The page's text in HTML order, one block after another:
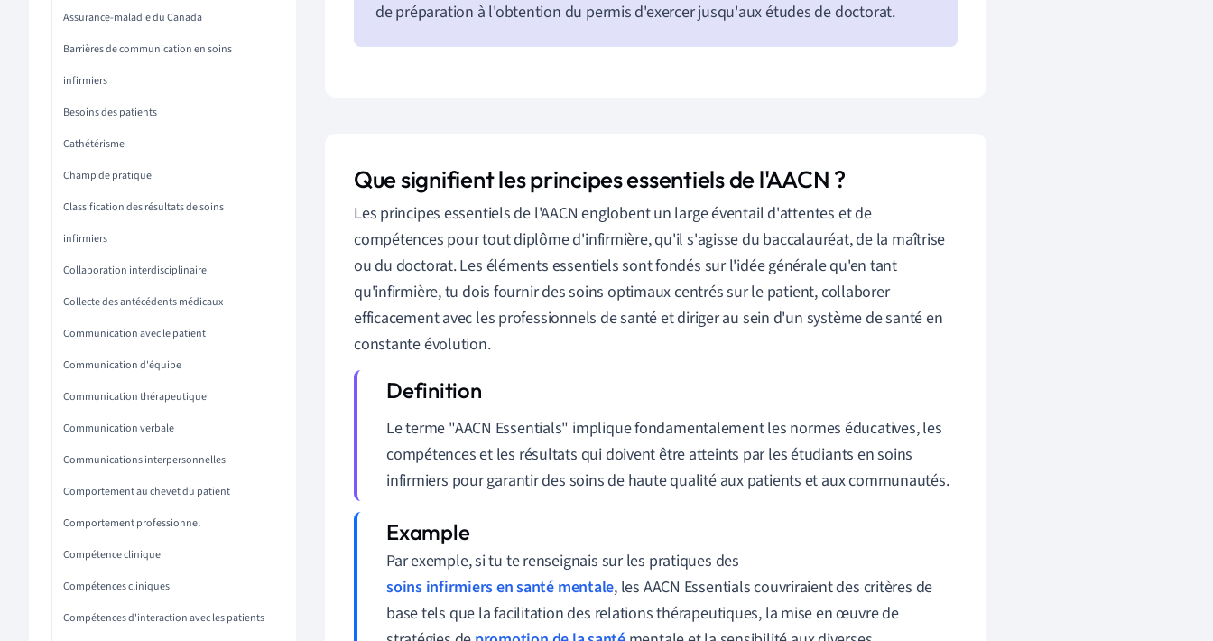
Assurance-maladie du Canada
Barrières de communication en soins
infirmiers
Besoins des patients
Cathétérisme
Champ de pratique
Classification des résultats de soins
infirmiers
Collaboration interdisciplinaire
Collecte des antécédents médicaux
Communication avec le patient
Communication d'équipe
Communication thérapeutique
Communication verbale
Communications interpersonnelles
Comportement au chevet du patient
Comportement professionnel
Compétence clinique
Compétences cliniques
Compétences d'interaction avec les patients
de préparation à l'obtention du permis d'exercer jusqu'aux études de doctorat.
Que signifient les principes essentiels de l'AACN ?
Les principes essentiels de l'AACN englobent un large éventail d'attentes et de
compétences pour tout diplôme d'infirmière, qu'il s'agisse du baccalauréat, de la maîtrise
ou du doctorat. Les éléments essentiels sont fondés sur l'idée générale qu'en tant
qu'infirmière, tu dois fournir des soins optimaux centrés sur le patient, collaborer
efficacement avec les professionnels de santé et diriger au sein d'un système de santé en
constante évolution.
Le terme "AACN Essentials" implique fondamentalement les normes éducatives, les
compétences et les résultats qui doivent être atteints par les étudiants en soins
infirmiers pour garantir des soins de haute qualité aux patients et aux communautés.
Par exemple, si tu te renseignais sur les pratiques des
soins infirmiers en santé mentale, les AACN Essentials couvriraient des critères de
base tels que la facilitation des relations thérapeutiques, la mise en œuvre de